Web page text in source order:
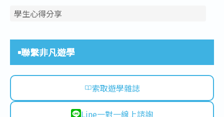
學生心得分享
聯繫非凡遊學
索取遊學雜誌
Line一對一線上諮詢